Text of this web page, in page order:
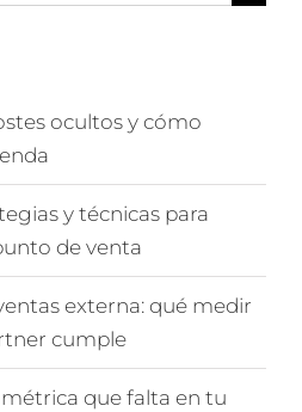
ocultos y cómo
y técnicas para
de venta
externa: qué medir
cumple
métrica que falta en tu